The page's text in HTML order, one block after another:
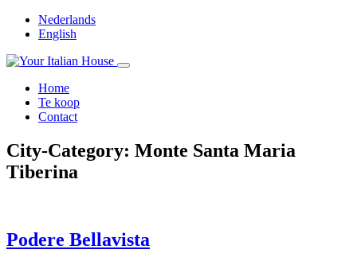
Nederlands
English
Home
Te koop
Contact
City-Category: Monte Santa Maria
Tiberina
Podere Bellavista